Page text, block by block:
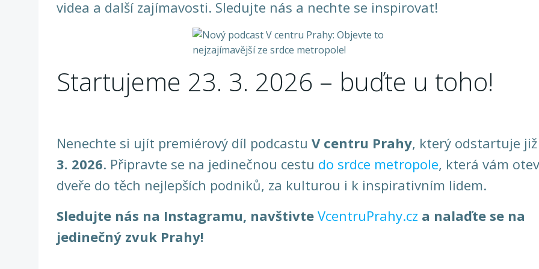
videa a další zajímavosti. Sledujte nás a nechte se inspirovat!
Startujeme 23. 3. 2026 – buďte u toho!
Nenechte si ujít premiérový díl podcastu V centru Prahy, který odstartuje již
3. 2026. Připravte se na jedinečnou cestu do srdce metropole, která vám
dveře do těch nejlepších podniků, za kulturou i k inspirativním lidem.
Sledujte nás na Instagramu, navštivte VcentruPrahy.cz a nalaďte se na
jedinečný zvuk Prahy!